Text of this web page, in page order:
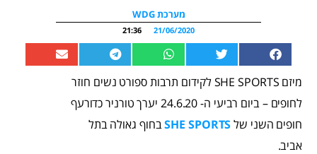
מערכת WDG
21/06/2020
21:36
מיזם SHE SPORTS לקידום תרבות ספורט נשים חוזר
לחופים – ביום רביעי ה- 24.6.20 יערך טורניר כדורעף
חופים השני שלSHE SPORTSבחוף גאולה בתל
אביב.